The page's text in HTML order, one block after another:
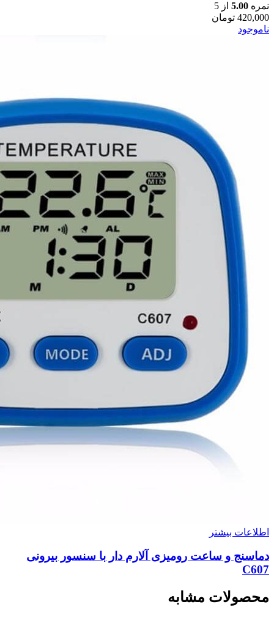
نمره 5.00 از 5
420,000 تومان
ناموجود
اطلاعات بیشتر
دماسنج و ساعت رومیزی آلارم دار با سنسور بیرونی
C607
محصولات مشابه